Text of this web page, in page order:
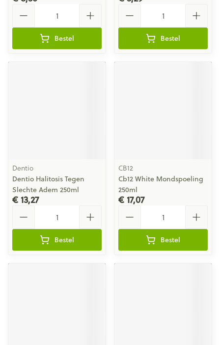
Bestel Bestel
Dentio
Dentio Halitosis Tegen
Slechte Adem 250ml
€ 13,27
Bestel
CB12
Cb12 White Mondspoeling
250ml
€ 17,07
Bestel